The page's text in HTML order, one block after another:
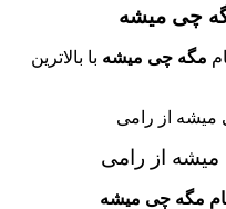
چی میشه
مگه چی میشه با بالاترین
میشه از رامی
مگه چی میشه